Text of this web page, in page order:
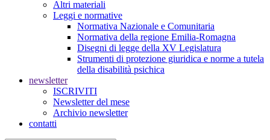
Altri materiali
Leggi e normative
Normativa Nazionale e Comunitaria
Normativa della regione Emilia-Romagna
Disegni di legge della XV Legislatura
Strumenti di protezione giuridica e norme a tutela
della disabilità psichica
newsletter
ISCRIVITI
Newsletter del mese
Archivio newsletter
contatti